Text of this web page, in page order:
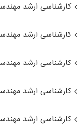
کارشناسی ارشد
کارشناسی ارشد
کارشناسی ارشد
کارشناسی ارشد
کارشناسی ارشد